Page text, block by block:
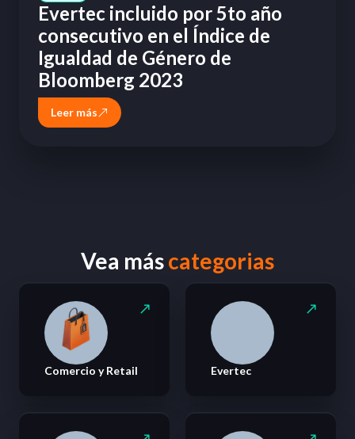
Evertec incluido por 5to año
consecutivo en el Índice de
Igualdad de Género de
Bloomberg 2023
Leer más
Vea máscategorias
Comercio y Retail Evertec